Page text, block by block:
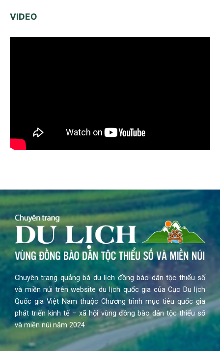
VIDEO
Chuyên trang quảng bá du lịch đồng bào dân tộc thiểu số
và miền núi trên website du lịch quốc gia của Cục Du lịch
Quốc gia Việt Nam thuộc Chương trình mục tiêu quốc gia
phát triển kinh tế – xã hội vùng đồng bào dân tộc thiểu số
và miền núi năm 2024